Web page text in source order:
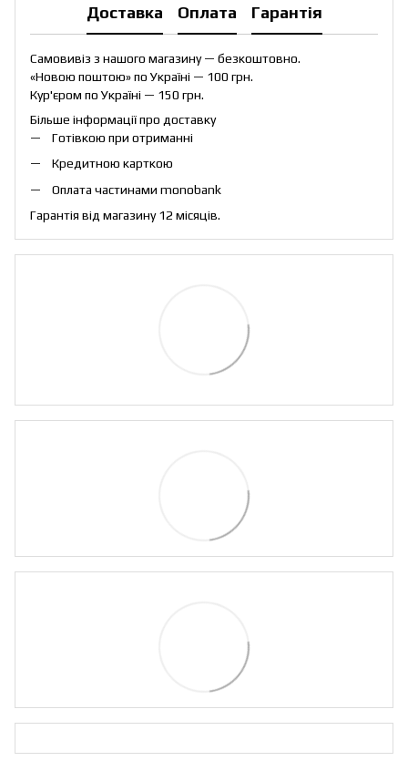
Доставка Оплата Гарантія
Самовивіз з нашого магазину — безкоштовно.
«Новою поштою» по Україні — 100 грн.
Кур'єром по Україні — 150 грн.
Більше інформації про доставку
Готівкою при отриманні
Кредитною карткою
Оплата частинами monobank
Гарантія від магазину 12 місяців.